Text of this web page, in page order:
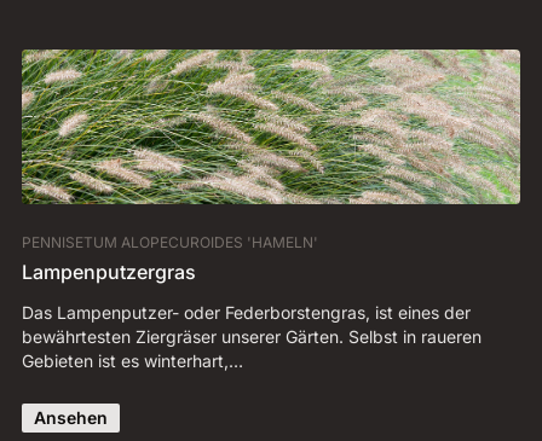
PENNISETUM ALOPECUROIDES 'HAMELN'
Lampenputzergras
Das Lampenputzer- oder Federborstengras, ist eines der
bewährtesten Ziergräser unserer Gärten. Selbst in raueren
Gebieten ist es winterhart,…
Ansehen